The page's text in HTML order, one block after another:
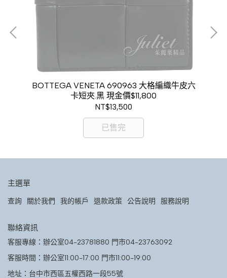
BOTTEGA VENETA 690963 大格編織牛皮六
卡短夾.黑 現金價$11,800
NT$13,500
已售完
主選單
查詢 關於我們 我的帳戶 退款政策 公告說明 服務說明
聯絡資訊
客服專線：辦公室04-23781880 門市04-23763092
客服時間：辦公室11:00-17:00 門市11:00-19:00
地址：台中市西區五權西路一段55號